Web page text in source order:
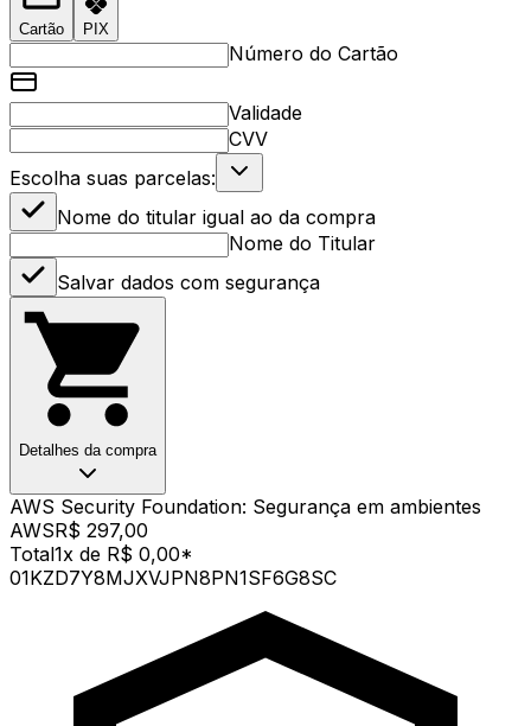
Cartão PIX
Número do Cartão
Validade
CVV
Escolha suas parcelas:
Nome do titular igual ao da compra
Nome do Titular
Salvar dados com segurança
Detalhes da compra
AWS Security Foundation: Segurança em ambientes
AWSR$ 297,00
Total1x de R$ 0,00*
01KZD7Y8MJXVJPN8PN1SF6G8SC